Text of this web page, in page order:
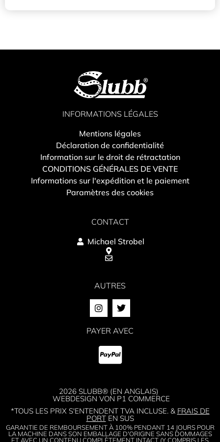
INFORMATIONS LÉGALES
Mentions légales
Déclaration de confidentialité
Information sur le droit de rétractation
CONDITIONS GÉNÉRALES DE VENTE
Informations sur l'expédition et le paiement
Paramètres des cookies
CONTACT
Michael Strobel
AUTRES
PAYER AVEC
2026 SLUBB® (EN ANGLAIS)
WEBDESIGN VON P1 COMMERCE
*TOUS LES PRIX S'ENTENDENT TVA INCLUSE. & FRAIS DE
PORTEN SUS
GARANTIE DE REMBOURSEMENT À 100% PENDANT 14 JOURS POUR
LA MACHINE DANS SON EMBALLAGE D'ORIGINE SANS DOMMAGES
ET AVEC UN CONTENU COMPLÈTEMENT INTACT (Y COMPRIS LES